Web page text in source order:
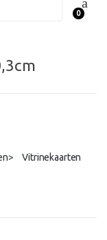
0
>
Vitrinekaarten